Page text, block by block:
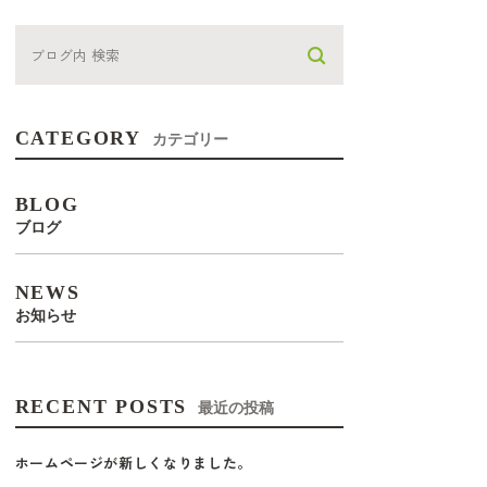
CATEGORY カテゴリー
BLOG
ブログ
NEWS
お知らせ
RECENT POSTS 最近の投稿
ホームページが新しくなりました。